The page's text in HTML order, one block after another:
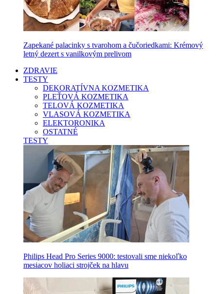
Zapekané palacinky s tvarohom a čučoriedkami: Krémový
letný dezert s vanilkovým prelivom
ZDRAVIE
TESTY
DEKORATÍVNA KOZMETIKA
PLEŤOVÁ KOZMETIKA
TELOVÁ KOZMETIKA
VLASOVÁ KOZMETIKA
ELEKTORONIKA
OSTATNÉ
TESTY
Philips Head Pro Series 9000: testovali sme niekoľko
mesiacov holiaci strojček na hlavu